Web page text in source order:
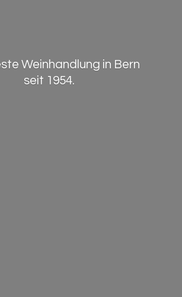
Weinhandlung in Bern
seit 1954.